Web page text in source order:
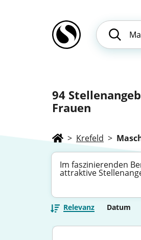
94
Frauen
> Krefeld >
Im faszinierenden
attraktive
Relevanz Datum